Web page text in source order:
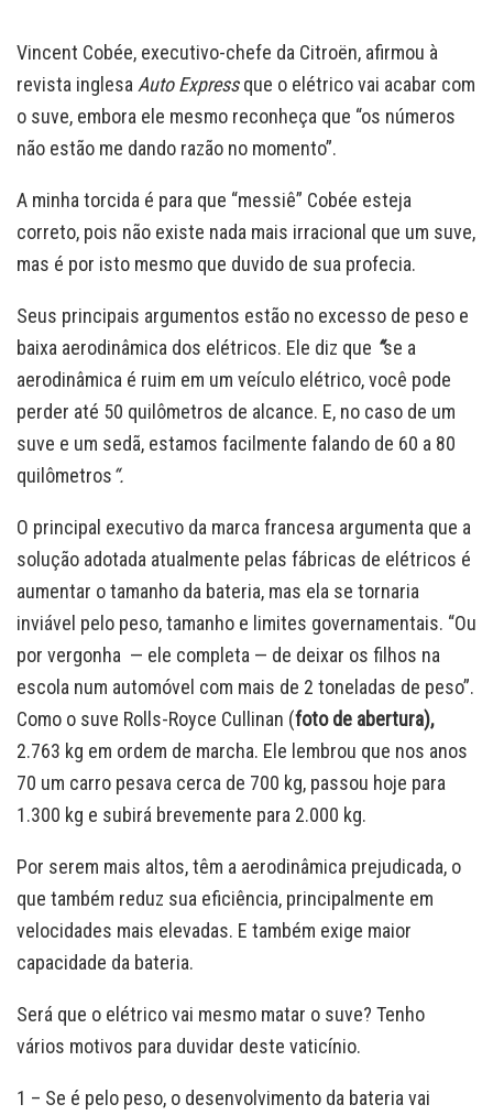
Vincent Cobée, executivo-chefe da Citroën, afirmou à
revista inglesa Auto Expressque o elétrico vai acabar com
o suve, embora ele mesmo reconheça que “os números
não estão me dando razão no momento”.
A minha torcida é para que “messiê” Cobée esteja
correto, pois não existe nada mais irracional que um suve,
mas é por isto mesmo que duvido de sua profecia.
Seus principais argumentos estão no excesso de peso e
baixa aerodinâmica dos elétricos. Ele diz que “se a
aerodinâmica é ruim em um veículo elétrico, você pode
perder até 50 quilômetros de alcance. E, no caso de um
suve e um sedã, estamos facilmente falando de 60 a 80
quilômetros“.
O principal executivo da marca francesa argumenta que a
solução adotada atualmente pelas fábricas de elétricos é
aumentar o tamanho da bateria, mas ela se tornaria
inviável pelo peso, tamanho e limites governamentais. “Ou
por vergonha — ele completa — de deixar os filhos na
escola num automóvel com mais de 2 toneladas de peso”.
Como o suve Rolls-Royce Cullinan (foto de abertura),
2.763 kg em ordem de marcha. Ele lembrou que nos anos
70 um carro pesava cerca de 700 kg, passou hoje para
1.300 kg e subirá brevemente para 2.000 kg.
Por serem mais altos, têm a aerodinâmica prejudicada, o
que também reduz sua eficiência, principalmente em
velocidades mais elevadas. E também exige maior
capacidade da bateria.
Será que o elétrico vai mesmo matar o suve? Tenho
vários motivos para duvidar deste vaticínio.
1 – Se é pelo peso, o desenvolvimento da bateria vai